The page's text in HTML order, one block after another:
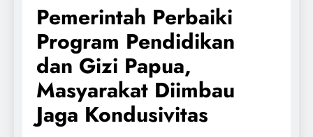
Pemerintah Perbaiki
Program Pendidikan
dan Gizi Papua,
Masyarakat Diimbau
Jaga Kondusivitas